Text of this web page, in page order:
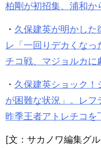
柏剛が初招集、浦和
・ 久保建英が明かした
レ「一回りデカくな
チコ戦、マジョルカ
・ 久保建英ショック！
が困難な状況」。レフ
昨季王者アトレチコを
[文：サカノワ編集グ